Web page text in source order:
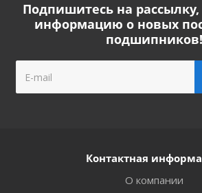
Подпишитесь на
информацию о новых
подшипников!
Контактная
О компании